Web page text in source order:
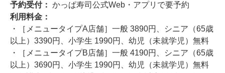
予約受付： かっぱ寿司公式Web・アプリで要予約
利用料金：
・［メニュータイプA店舗］一般 3890円、シニア（65歳
以上）3390円、小学生 1990円、幼児（未就学児）無料
・［メニュータイプB店舗］一般 4190円、シニア（65歳
以上）3690円、小学生 1990円、幼児（未就学児）無料